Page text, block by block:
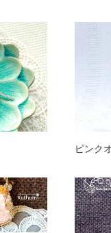
ピンク